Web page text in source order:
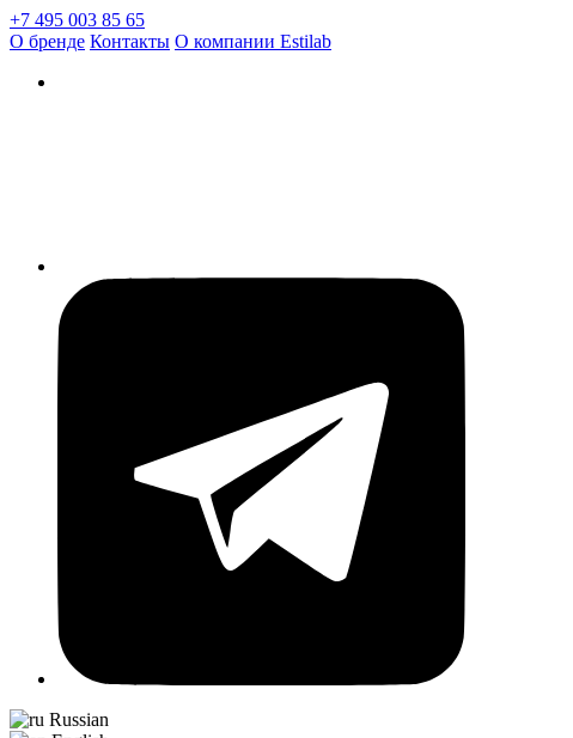
+7 495 003 85 65
О бренде Контакты О компании Estilab
Russian